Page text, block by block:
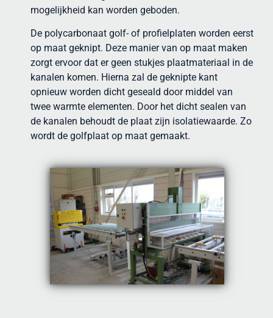
mogelijkheid kan worden geboden.
De polycarbonaat golf- of profielplaten worden eerst
op maat geknipt. Deze manier van op maat maken
zorgt ervoor dat er geen stukjes plaatmateriaal in de
kanalen komen. Hierna zal de geknipte kant
opnieuw worden dicht geseald door middel van
twee warmte elementen. Door het dicht sealen van
de kanalen behoudt de plaat zijn isolatiewaarde. Zo
wordt de golfplaat op maat gemaakt.